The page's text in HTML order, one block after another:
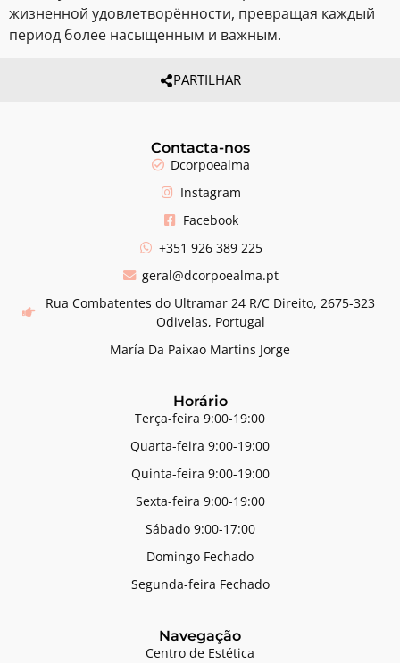
жизненной удовлетворённости, превращая каждый
период более насыщенным и важным.
PARTILHAR
Contacta-nos
Dcorpoealma
Instagram
Facebook
+351 926 389 225
geral@dcorpoealma.pt
Rua Combatentes do Ultramar 24 R/C Direito, 2675-323
Odivelas, Portugal
María Da Paixao Martins Jorge
Horário
Terça-feira 9:00-19:00
Quarta-feira 9:00-19:00
Quinta-feira 9:00-19:00
Sexta-feira 9:00-19:00
Sábado 9:00-17:00
Domingo Fechado
Segunda-feira Fechado
Navegação
Centro de Estética